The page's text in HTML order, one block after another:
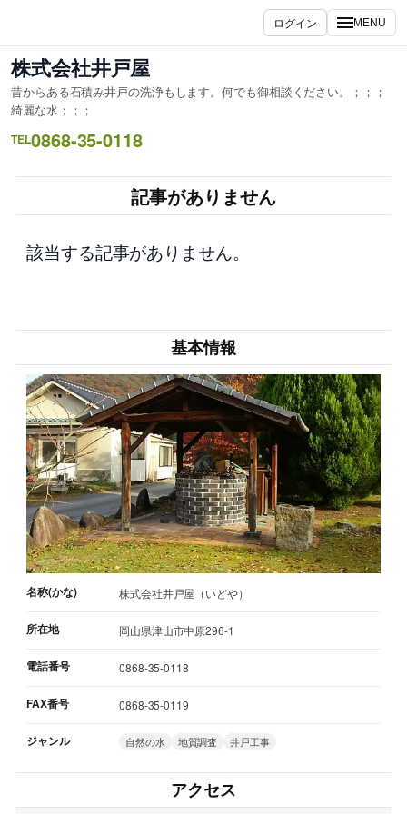
を
ス
キ
ッ
プ
ログイン MENU
株式会社井戸屋
昔からある石積み井戸の洗浄もします。何でも御相談ください。；；；
綺麗な水；；；
TEL0868-35-0118
記事がありません
該当する記事がありません。
基本情報
名称(かな) 株式会社井戸屋（いどや）
所在地 岡山県津山市中原296-1
電話番号 0868-35-0118
FAX番号 0868-35-0119
ジャンル 自然の水 地質調査 井戸工事
アクセス